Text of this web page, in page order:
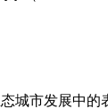
城市发展中的